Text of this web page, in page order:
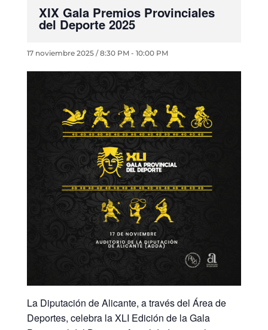
XIX Gala Premios Provinciales
del Deporte 2025
17 noviembre 2025 / 8:30 PM- 10:00 PM
La Diputación de Alicante, a través del Área de
Deportes, celebra la XLI Edición de la Gala